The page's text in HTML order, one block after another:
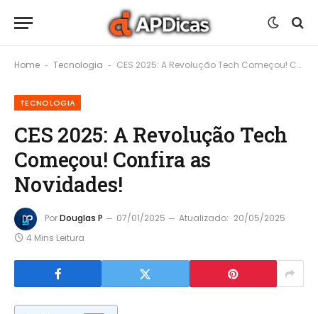
Home - Tecnologia - CES 2025: A Revolução Tech Começou! Confira as Novidades!
TECNOLOGIA
CES 2025: A Revolução Tech
Começou! Confira as
Novidades!
PorDouglas P 07/01/2025 Atualizado: 20/05/2025
4 Mins Leitura